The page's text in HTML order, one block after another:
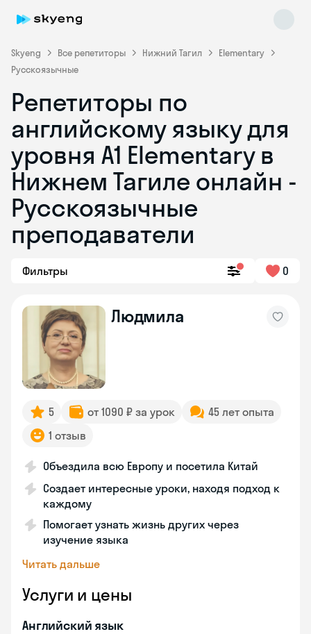
Skyeng Все репетиторы Нижний Тагил
Elementary
Русскоязычные
Репетиторы по
английскому языку для
уровня A1 Elementary в
Нижнем Тагиле онлайн -
Русскоязычные
преподаватели
Фильтры 0
Людмила
5 от 1090 ₽ за урок
45 лет опыта
1 отзыв
Объездила всю Европу и посетила Китай
Создает интересные уроки, находя подход к
каждому
Помогает узнать жизнь других через
изучение языка
Читать дальше
Услуги и цены
Английский язык
Skyeng Chat